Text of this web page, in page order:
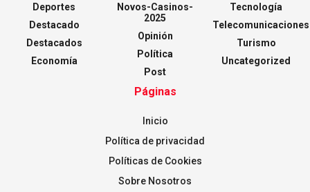
Deportes
Destacado
Destacados
Economía
Novos-Casinos-
2025
Opinión
Política
Post
Tecnología
Telecomunicaciones
Turismo
Uncategorized
Páginas
Inicio
Política de privacidad
Políticas de Cookies
Sobre Nosotros